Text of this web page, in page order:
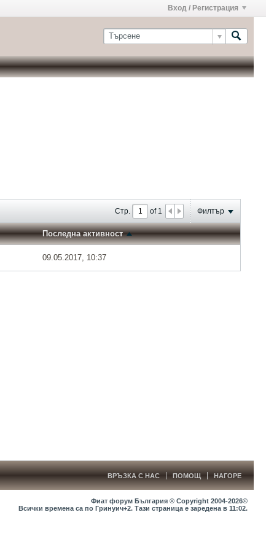
Вход / Регистрация
Стр. of 1 Филтър
Последна активност
09.05.2017, 10:37
ВРЪЗКА С НАС ПОМОЩ НАГОРЕ
Фиат форум България ® Copyright 2004-2026©
Всички времена са по Гринуич+2. Тази страница е заредена в 11:02.